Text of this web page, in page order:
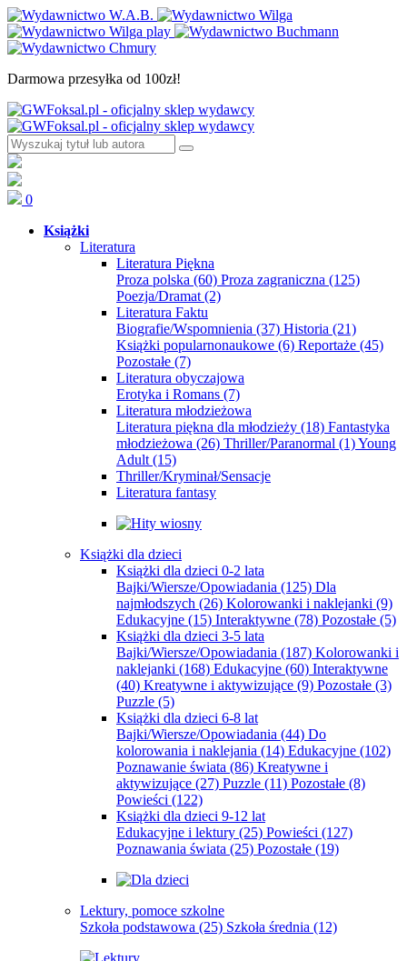
Darmowa przesyłka od 100zł!
0
Książki
Literatura
Literatura Piękna
Proza polska (60) Proza zagraniczna (125)
Poezja/Dramat (2)
Literatura Faktu
Biografie/Wspomnienia (37) Historia (21)
Książki popularnonaukowe (6) Reportaże (45)
Pozostałe (7)
Literatura obyczajowa
Erotyka i Romans (7)
Literatura młodzieżowa
Literatura piękna dla młodzieży (18) Fantastyka
młodzieżowa (26) Thriller/Paranormal (1)Young
Adult (15)
Thriller/Kryminał/Sensacje
Literatura fantasy
Książki dla dzieci
Książki dla dzieci 0-2 lata
Bajki/Wiersze/Opowiadania (125) Dla
najmłodszych (26) Kolorowanki i naklejanki (9)
Edukacyjne (15) Interaktywne (78) Pozostałe (5)
Książki dla dzieci 3-5 lata
Bajki/Wiersze/Opowiadania (187) Kolorowanki i
naklejanki (168) Edukacyjne (60) Interaktywne
(40) Kreatywne i aktywizujące (9) Pozostałe (3)
Puzzle (5)
Książki dla dzieci 6-8 lat
Bajki/Wiersze/Opowiadania (44) Do
kolorowania i naklejania (14) Edukacyjne (102)
Poznawanie świata (86) Kreatywne i
aktywizujące (27) Puzzle (11) Pozostałe (8)
Powieści (122)
Książki dla dzieci 9-12 lat
Edukacyjne i lektury (25) Powieści (127)
Poznawania świata (25) Pozostałe (19)
Lektury, pomoce szkolne
Szkoła podstawowa (25) Szkoła średnia (12)